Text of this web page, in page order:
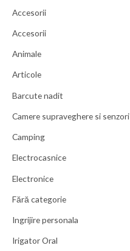
Accesorii
Accesorii
Animale
Articole
Barcute nadit
Camere supraveghere si senzori
Camping
Electrocasnice
Electronice
Fără categorie
Ingrijire personala
Irigator Oral